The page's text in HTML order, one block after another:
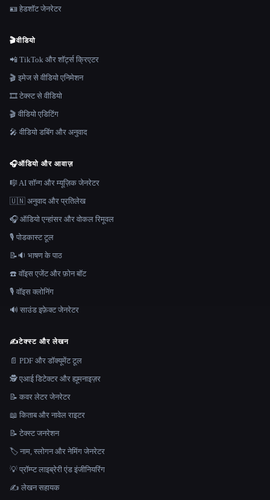
🪪 हेडशॉट जेनरेटर
🎬वीडियो
📲 TikTok और शॉर्ट्स क्रिएटर
🎬 इमेज से वीडियो एनिमेशन
🎞️ टेक्स्ट से वीडियो
🎬 वीडियो एडिटिंग
🎤 वीडियो डबिंग और अनुवाद
🎧ऑडियो और आवाज़
🎼 AI सॉन्ग और म्यूज़िक जेनरेटर
🇺🇳 अनुवाद और प्रतिलेख
🎧 ऑडियो एन्हांसर और वोकल रिमूवल
🎙️ पोडकास्ट टूल
📝🔉 भाषण के पाठ
☎️ वॉइस एजेंट और फ़ोन बॉट
🎙️ वॉइस क्लोनिंग
🔊 साउंड इफ़ेक्ट जेनरेटर
✍️टेक्स्ट और लेखन
📄 PDF और डॉक्यूमेंट टूल
🕵️ एआई डिटेक्टर और ह्यूमनाइज़र
📝 कवर लेटर जेनरेटर
📖 किताब और नावेल राइटर
📝 टेक्स्ट जनरेशन
🏷️ नाम, स्लोगन और नेमिंग जेनरेटर
💡 प्रॉम्प्ट लाइब्रेरी एंड इंजीनियरिंग
✍️ लेखन सहायक